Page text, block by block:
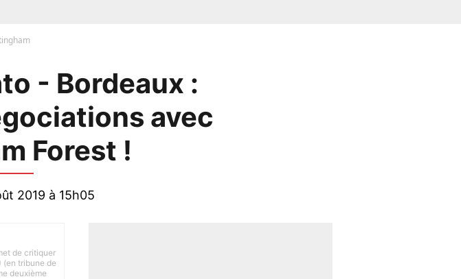
- Bordeaux :
avec
Forest !
2019 à 15h05
de critiquer
(en tribune de
deuxième